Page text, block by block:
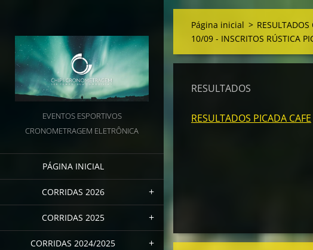
EVENTOS ESPORTIVOS
CRONOMETRAGEM ELETRÔNICA
PÁGINA INICIAL
CORRIDAS 2026
CORRIDAS 2025
CORRIDAS 2024/2025
Página inicial >
10/09 - INSCRITOS RÚSTICA
RESULTADOS
RESULTADOS PICADA CAFE